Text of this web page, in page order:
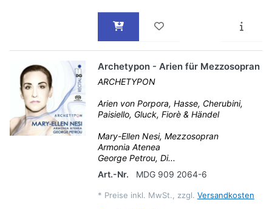
Archetypon - Arien für Mezzosopran
ARCHETYPON
Arien von Porpora, Hasse, Cherubini,
Paisiello, Gluck, Fiorè & Händel
Mary-Ellen Nesi, Mezzosopran
Armonia Atenea
George Petrou, Di...
Art.-Nr.
MDG 909 2064-6
* Preise inkl. MwSt., zzgl. Versandkosten